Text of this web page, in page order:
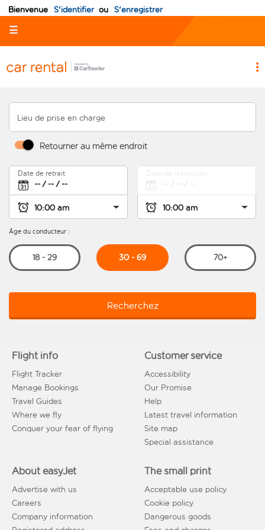
Bienvenue S'identifier ou S'enregistrer
☰
Lieu de prise en charge
Retourner au même endroit
Date de retrait
Âge du conducteur :
18 - 29 30 - 69 70+
Recherchez
Flight info
Flight Tracker
Manage Bookings
Travel Guides
Where we fly
Conquer your fear of flying
Customer service
Accessibility
Our Promise
Help
Latest travel information
Site map
Special assistance
About easyJet
Advertise with us
Careers
Company information
The small print
Acceptable use policy
Cookie policy
Dangerous goods